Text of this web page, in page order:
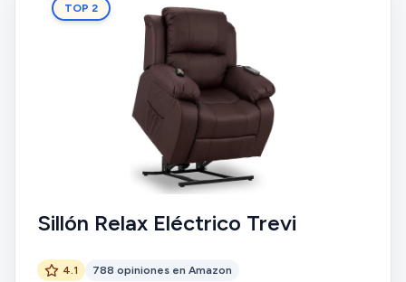
TOP 2
Sillón Relax Eléctrico Trevi
4.1 788 opiniones en Amazon